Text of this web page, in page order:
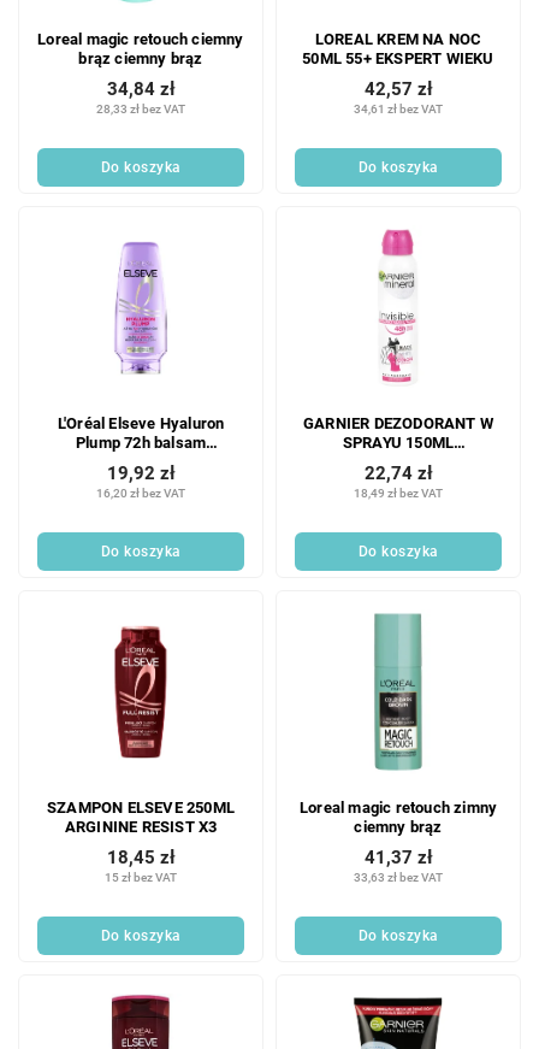
Loreal magic retouch ciemny
brąz ciemny brąz
28,33 zł bez VAT
34,84 zł
Do koszyka
LOREAL KREM NA NOC
50ML 55+ EKSPERT WIEKU
34,61 zł bez VAT
42,57 zł
Do koszyka
L'Oréal Elseve Hyaluron
Plump 72h balsam
nawilżający 200 ml
16,20 zł bez VAT
19,92 zł
Do koszyka
GARNIER DEZODORANT W
SPRAYU 150ML
NIEWIDOCZNY CZARNO-
BIAŁY
18,49 zł bez VAT
22,74 zł
Do koszyka
SZAMPON ELSEVE 250ML
ARGININE RESIST X3
15 zł bez VAT
18,45 zł
Do koszyka
Loreal magic retouch zimny
ciemny brąz
33,63 zł bez VAT
41,37 zł
Do koszyka